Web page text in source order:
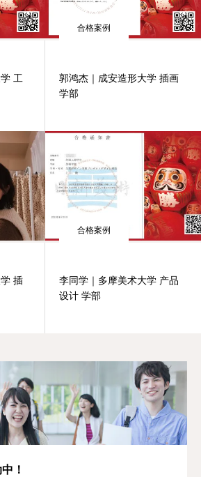
工
合格案例
郭鸿杰｜成安造形大学 插画
学部
插
合格案例
李同学｜多摩美术大学 产品
设计 学部
！